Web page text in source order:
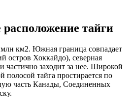
расположение тайги
км2. Южная граница совпадает
остров Хоккайдо), северная
частично заходит за нее. Широкой
полосой тайга простирается по
часть Канады, Соединенных